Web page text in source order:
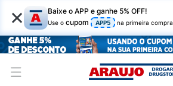
× Baixe o APP e ganhe 5% OFF!
Use o cupom APP5 na primeira compra